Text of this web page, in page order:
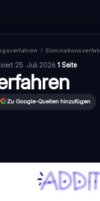
25. Juli 2026·1 Seite
Zu Google-Quellen hinzufügen